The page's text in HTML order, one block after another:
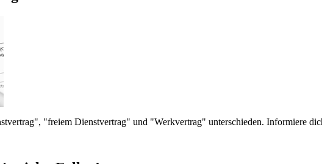
"freiem Dienstvertrag" und "Werkvertrag" unterschieden. Informiere